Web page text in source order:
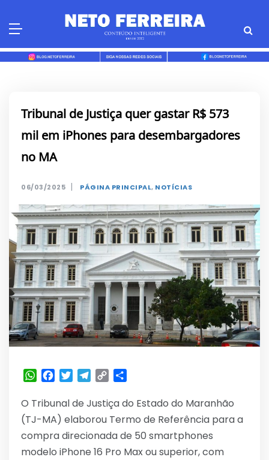
Tribunal de Justiça quer gastar R$ 573
mil em iPhones para desembargadores
no MA
06/03/2025 | PÁGINA PRINCIPAL, NOTÍCIAS
WhatsApp
Facebook
TwitterTelegram
Copy
O Tribunal de Justiça do Estado do Maranhão
(TJ-MA) elaborou Termo de Referência para a
compra direcionada de 50 smartphones
modelo iPhone 16 Pro Max ou superior, com